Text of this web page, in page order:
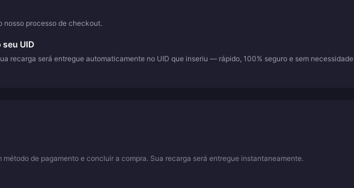
nosso processo de checkout.
UID
recarga será entregue automaticamente no UID que inseriu — rápido, 100% seguro e sem necessidade
de pagamento e concluir a compra. Sua recarga será entregue instantaneamente.